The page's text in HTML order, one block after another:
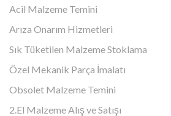
Acil Malzeme Temini
Arıza Onarım Hizmetleri
Sık Tüketilen Malzeme Stoklama
Özel Mekanik Parça İmalatı
Obsolet Malzeme Temini
2.El Malzeme Alış ve Satışı